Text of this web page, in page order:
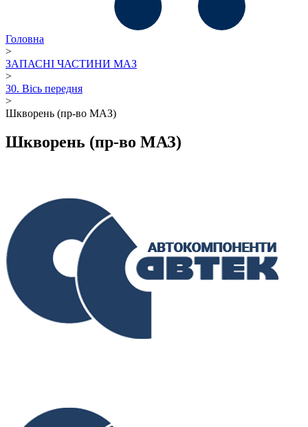
Головна
>
ЗАПАСНІ ЧАСТИНИ МАЗ
>
30. Вісь передня
>
Шкворень (пр-во МАЗ)
Шкворень (пр-во МАЗ)